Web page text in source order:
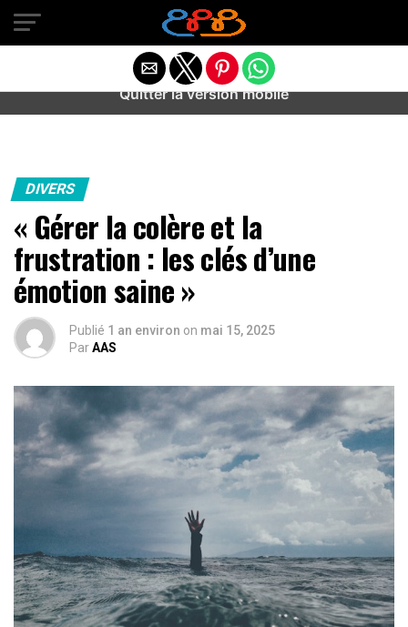
Warning
: preg_match(): Unknown modifier '/' in
/home/u589487443/domains/aideanxietestress.fr/
content/plugins/idev-post-views/includes/class-bots.php
DIVERS
« Gérer la colère et la
frustration : les clés d’une
émotion saine »
Publié 1 an environ on mai 15, 2025
ParAAS
Quitter la version mobile